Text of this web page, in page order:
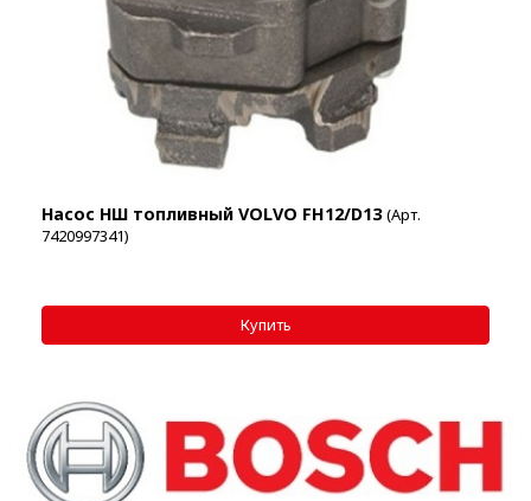
Насос НШ топливный VOLVO FH12/D13(Арт.
7420997341)